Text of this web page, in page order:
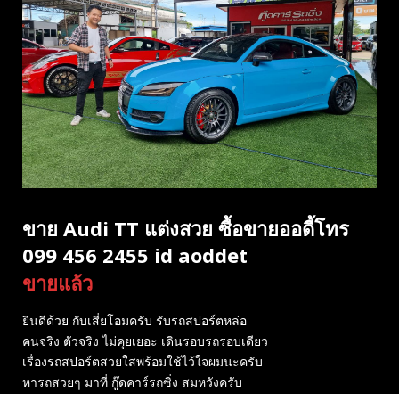
ขาย Audi TT แต่งสวย ซื้อขายออดี้โทร
099 456 2455 id aoddet
ขายแล้ว
ยินดีด้วย กับเสี่ยโอมครับ รับรถสปอร์ตหล่อ
คนจริง ตัวจริง ไม่คุยเยอะ เดินรอบรถรอบเดียว
เรื่องรถสปอร์ตสวยใสพร้อมใช้ไว้ใจผมนะครับ
หารถสวยๆ มาที่ กู๊ดคาร์รถซิ่ง สมหวังครับ